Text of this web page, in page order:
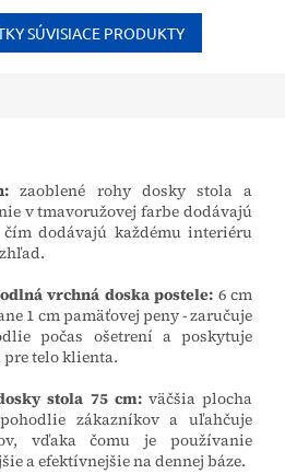
krvný obeh, zvyšuje vitalitu
a pomáha...
SÚVISIACE PRODUKTY
zaoblené rohy dosky stola a
v tmavoružovej farbe dodávajú
dodávajú každému interiéru
vrchná doska postele: 6 cm
1 cm pamäťovej peny - zaručuje
počas ošetrení a poskytuje
telo klienta.
stola 75 cm: väčšia plocha
zákazníkov a uľahčuje
vďaka čomu je používanie
a efektívnejšie na dennej báze.